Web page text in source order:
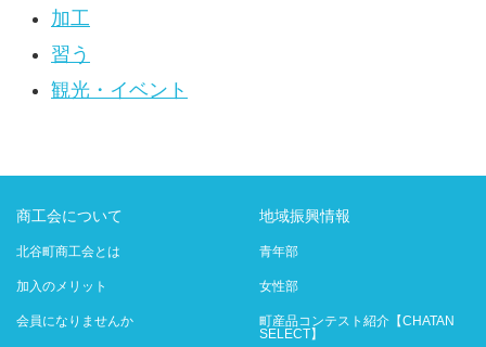
加工
習う
観光・イベント
商工会について
北谷町商工会とは
加入のメリット
会員になりませんか
地域振興情報
青年部
女性部
町産品コンテスト紹介【CHATAN
SELECT】